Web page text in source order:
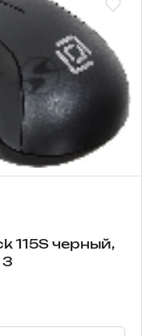
115S черный,
3